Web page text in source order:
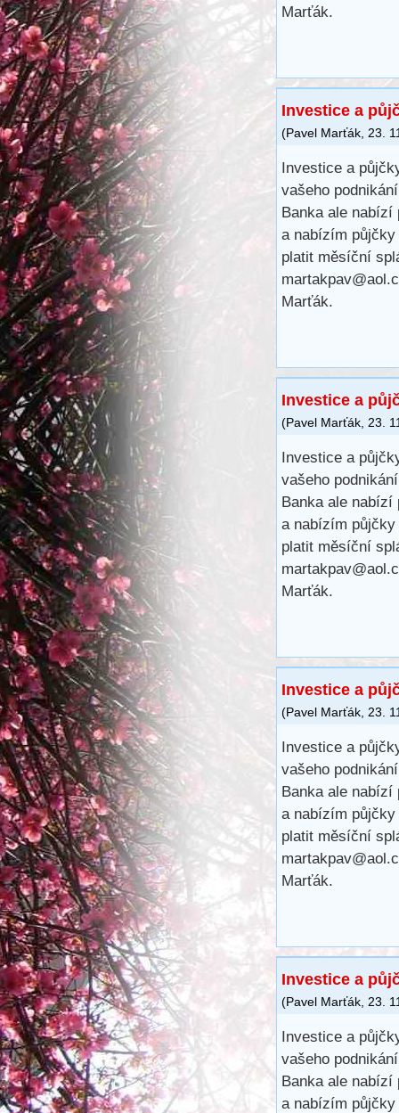
Marťák.
Investice a
(Pavel Marťák 23.
Investice a
vašeho
Banka ale nabízí
a nabízím půjčky
platit měsíční
Marťák.
Investice a
(Pavel Marťák, 23.
Investice a
vašeho
Banka ale
a nabízím půjčky
platit měsíční
Marťák.
Investice a
(Pavel Marťák, 23.
Investice a
vašeho
Banka ale
a nabízím půjčky
platit měsíční
Marťák.
Investice a
(Pavel Marťák, 23.
Investice a
vašeho
Banka ale
a nabízím půjčky